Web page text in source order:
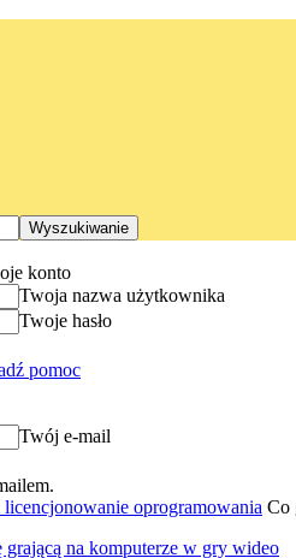
konto
Twoja nazwa użytkownika
Twoje hasło
pomoc
Twój e-mail
oprogramowania Co